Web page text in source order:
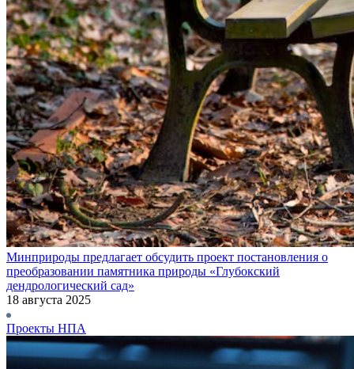
Минприроды предлагает обсудить проект постановления о
преобразовании памятника природы «Глубокский
дендрологический сад»
18 августа 2025
Проекты НПА